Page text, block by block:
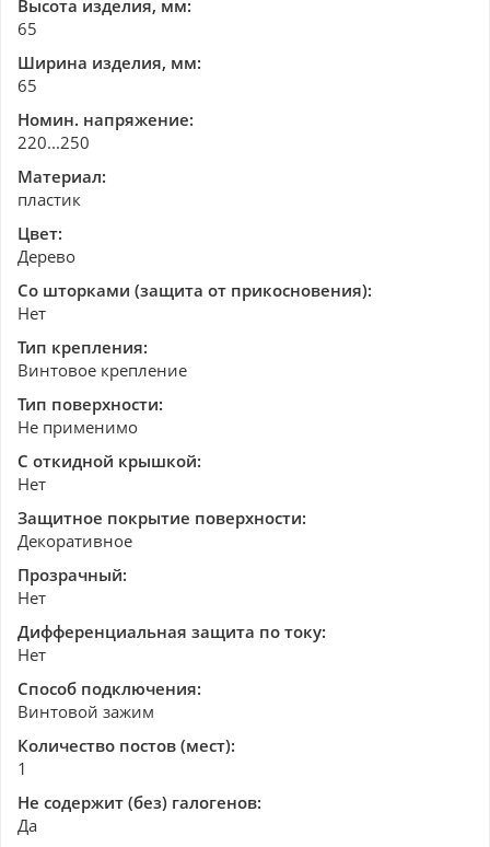
Высота изделия, мм:
65
Ширина изделия, мм:
65
Номин. напряжение:
220...250
Материал:
пластик
Цвет:
Дерево
Со шторками (защита от прикосновения):
Нет
Тип крепления:
Винтовое крепление
Тип поверхности:
Не применимо
С откидной крышкой:
Нет
Защитное покрытие поверхности:
Декоративное
Прозрачный:
Нет
Дифференциальная защита по току:
Нет
Способ подключения:
Винтовой зажим
Количество постов (мест):
1
Не содержит (без) галогенов:
Да